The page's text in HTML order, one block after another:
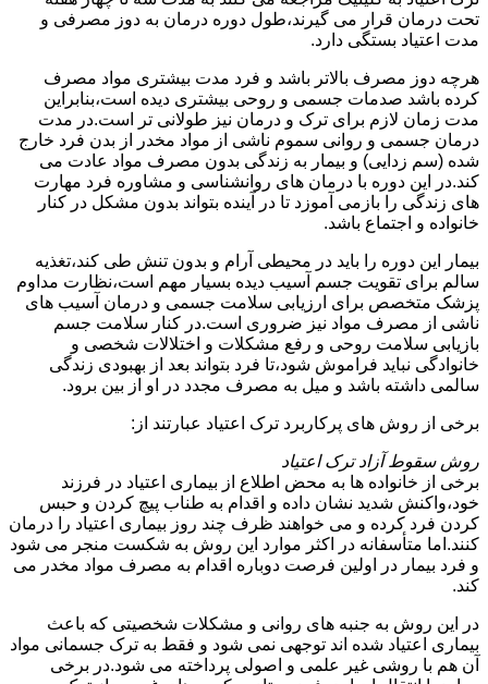
تحت درمان قرار می گیرند،طول دوره درمان به دوز مصرفی و
مدت اعتیاد بستگی دارد.
هرچه دوز مصرف بالاتر باشد و فرد مدت بیشتری مواد مصرف
کرده باشد صدمات جسمی و روحی بیشتری دیده است،بنابراین
مدت زمان لازم برای ترک و درمان نیز طولانی تر است.در مدت
درمان جسمی و روانی سموم ناشی از مواد مخدر از بدن فرد خارج
شده (سم زدایی) و بیمار به زندگی بدون مصرف مواد عادت می
کند.در این دوره با درمان های روانشناسی و مشاوره فرد مهارت
های زندگی را بازمی آموزد تا در آینده بتواند بدون مشکل در کنار
خانواده و اجتماع باشد.
بیمار این دوره را باید در محیطی آرام و بدون تنش طی کند،تغذیه
سالم برای تقویت جسم آسیب دیده بسیار مهم است،نظارت مداوم
پزشک متخصص برای ارزیابی سلامت جسمی و درمان آسیب های
ناشی از مصرف مواد نیز ضروری است.در کنار سلامت جسم
بازیابی سلامت روحی و رفع مشکلات و اختلالات شخصی و
خانوادگی نباید فراموش شود،تا فرد بتواند بعد از بهبودی زندگی
سالمی داشته باشد و میل به مصرف مجدد در او از بین برود.
برخی از روش های پرکاربرد ترک اعتیاد عبارتند از:
روش سقوط آزاد ترک اعتیاد
برخی از خانواده ها به محض اطلاع از بیماری اعتیاد در فرزند
خود،واکنش شدید نشان داده و اقدام به طناب پیچ کردن و حبس
کردن فرد کرده و می خواهند ظرف چند روز بیماری اعتیاد را درمان
کنند.اما متأسفانه در اکثر موارد این روش به شکست منجر می شود
و فرد بیمار در اولین فرصت دوباره اقدام به مصرف مواد مخدر می
کند.
در این روش به جنبه های روانی و مشکلات شخصیتی که باعث
بیماری اعتیاد شده اند توجهی نمی شود و فقط به ترک جسمانی مواد
آن هم با روشی غیر علمی و اصولی پرداخته می شود.در برخی